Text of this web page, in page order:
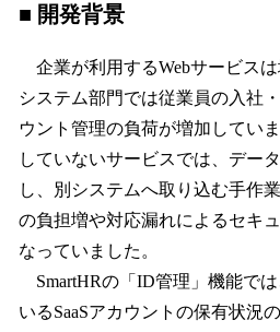
■ 開発背景
企業が利用するWebサービス
システム部門では従業員の入社
ウント管理の負荷が増加してい
していないサービスでは、デー
し、別システムへ取り込む手作
の負担増や対応漏れによるセキ
なっていました。
SmartHRの「ID管理」機能で
いるSaaSアカウントの保有状況